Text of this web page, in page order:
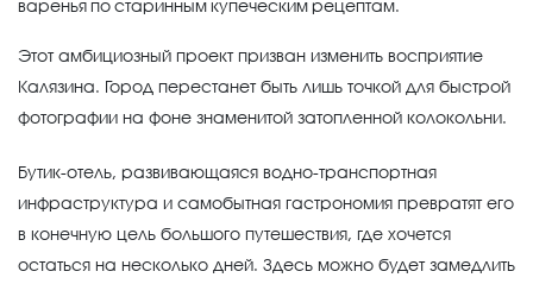
варенья по старинным купеческим рецептам.
Этот амбициозный проект призван изменить восприятие
Калязина. Город перестанет быть лишь точкой для быстрой
фотографии на фоне знаменитой затопленной колокольни.
Бутик-отель, развивающаяся водно-транспортная
инфраструктура и самобытная гастрономия превратят его
в конечную цель большого путешествия, где хочется
остаться на несколько дней. Здесь можно будет замедлить